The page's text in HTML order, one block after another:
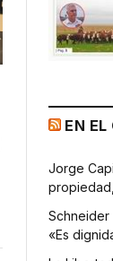
EN EL
Jorge
Schneider
«Es